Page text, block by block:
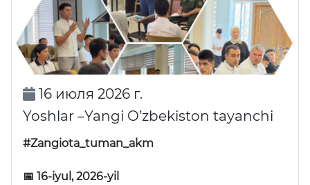
16 июля 2026 г.
Yoshlar –Yangi O’zbekiston tayanchi
#Zangiota_tuman_akm
📅 16-iyul, 2026-yil